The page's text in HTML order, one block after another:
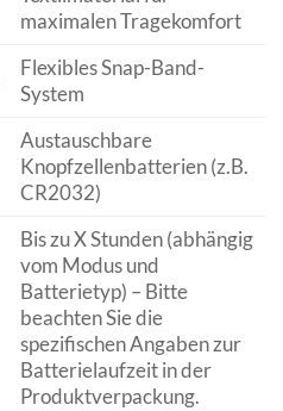
maximalen Tragekomfort
Flexibles Snap-Band-
System
Austauschbare
Knopfzellenbatterien (z.B.
CR2032)
Bis zu X Stunden (abhängig
vom Modus und
Batterietyp) – Bitte
beachten Sie die
spezifischen Angaben zur
Batterielaufzeit in der
Produktverpackung.